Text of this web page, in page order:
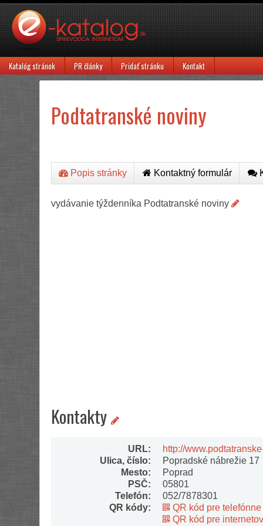
Katalóg stránok PR články Pridať stránku Kontakt
Podtatranské noviny
Popis stránky Kontaktný formulár
vydávanie týždenníka Podtatranské noviny
Kontakty
URL:
http://
Ulica, číslo:
Popradské nábrežie 17
Mesto:
Poprad
PSČ:
05801
Telefón:
052/7878301
QR kódy:
QR kód pre
QR kód pre